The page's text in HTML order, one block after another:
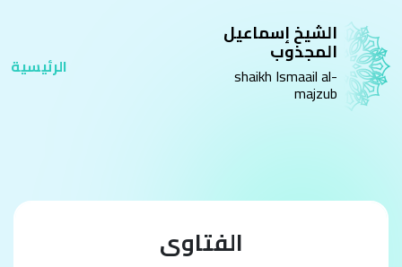
الشيخ إسماعيل
المجذوب
shaikh Ismaail al-
majzub
الرئيسية
الفتاوى